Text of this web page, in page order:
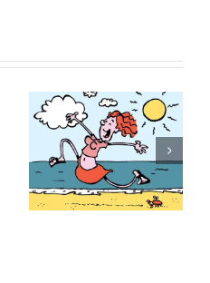
φρούτα για
μαρμελάδα